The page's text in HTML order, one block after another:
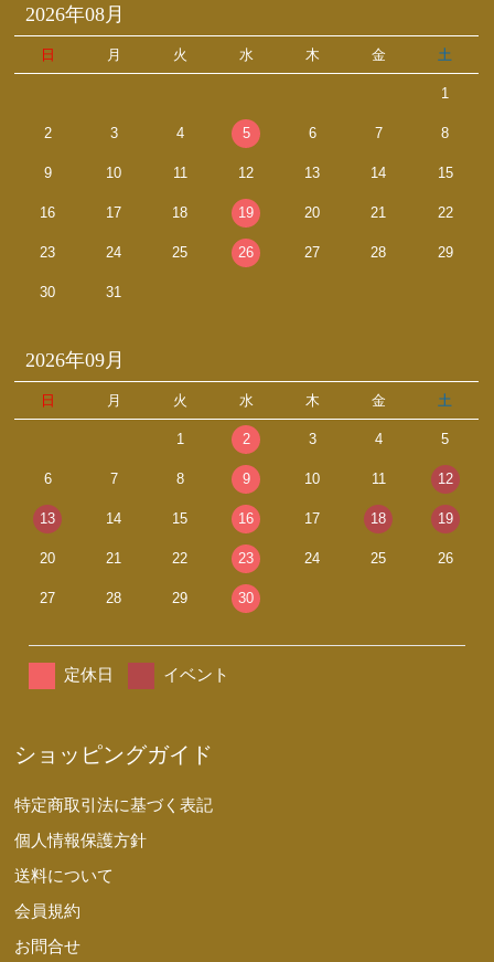
2026年08月
日 月 火 水 木 金 土
1
2 3 4 5 6 7 8
9 10 11 12 13 14 15
16 17 18 19 20 21 22
23 24 25 26 27 28 29
30 31
2026年09月
日 月 火 水 木 金 土
1 2 3 4 5
6 7 8 9 10 11 12
13 14 15 16 17 18 19
20 21 22 23 24 25 26
27 28 29 30
定休日 イベント
ショッピングガイド
特定商取引法に基づく表記
個人情報保護方針
送料について
会員規約
お問合せ